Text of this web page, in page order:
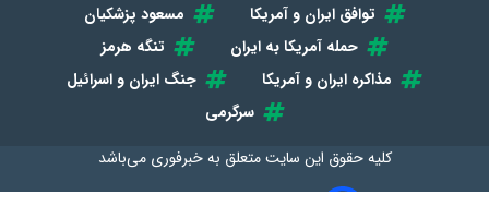
توافق ایران و آمریکا
مسعود پزشکیان
حمله آمریکا به ایران
تنگه هرمز
مذاکره ایران و آمریکا
جنگ ایران و اسرائیل
سرگرمی
کلیه حقوق این سایت متعلق بهخبرفوری می‌باشد